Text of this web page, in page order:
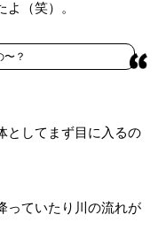
（笑）。
？
としてまず目に入るの
っていたり川の流れが